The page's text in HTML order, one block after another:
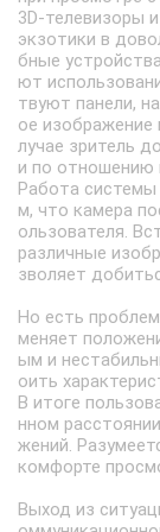
3D-телевизоры
экзотики в
бные
ют
твуют панели,
ое
лучае зритель
и по отношению
Работа системы
м, что камера
ользователя.
различные
зволяет
Но есть
меняет
ым и
оить
В итоге
нном
жений.
комфорте
Выход из